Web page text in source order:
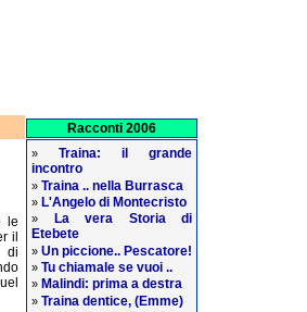
le
il
di
Racconti 2006
» Traina: il grande
incontro
» Traina .. nella Burrasca
» L'Angelo di Montecristo
»
La vera Storia di
Etebete
» Un piccione.. Pescatore!
» Tu chiamale se vuoi ..
» Malindi: prima a destra
» Traina dentice, (Emme)